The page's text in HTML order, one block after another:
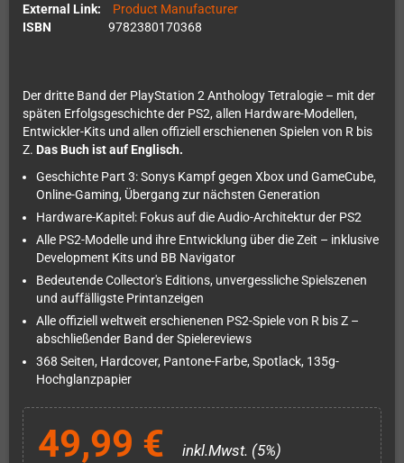
External Link:
Product Manufacturer
ISBN
9782380170368
Der dritte Band der PlayStation 2 Anthology Tetralogie – mit der
späten Erfolgsgeschichte der PS2, allen Hardware-Modellen,
Entwickler-Kits und allen offiziell erschienenen Spielen von R bis
Z. Das Buch ist auf Englisch.
Geschichte Part 3: Sonys Kampf gegen Xbox und GameCube,
Online-Gaming, Übergang zur nächsten Generation
Hardware-Kapitel: Fokus auf die Audio-Architektur der PS2
Alle PS2-Modelle und ihre Entwicklung über die Zeit – inklusive
Development Kits und BB Navigator
Bedeutende Collector's Editions, unvergessliche Spielszenen
und auffälligste Printanzeigen
Alle offiziell weltweit erschienenen PS2-Spiele von R bis Z –
abschließender Band der Spielereviews
368 Seiten, Hardcover, Pantone-Farbe, Spotlack, 135g-
Hochglanzpapier
49,99 € inkl.Mwst. (5%)